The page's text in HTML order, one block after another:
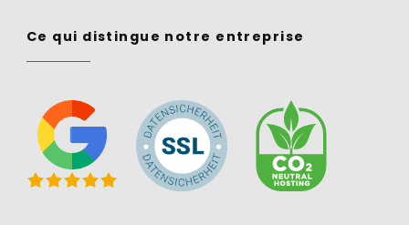
Ce qui distingue notre entreprise